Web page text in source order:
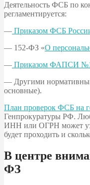
Деятельность ФСБ по
регламентируется:
— Приказом ФСБ
— 152-ФЗ «О
— Приказом ФАПСИ
— Другими
основные).
План проверок ФСБ на
Генпрокуратуры РФ.
ИНН или ОГРН может
будет проходить и
В центре
ФЗ